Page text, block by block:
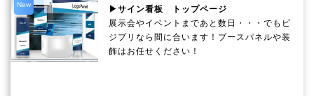
New
▶サイン看板 トップページ
展示会やイベントまであと数日・・・でもビ
ジプリなら間に合います！ブースパネルや装
飾はお任せください！